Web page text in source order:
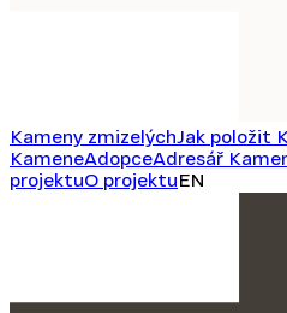
Kameny zmizelýchJak položit
KameneAdopceAdresář
projektuO projektuEN